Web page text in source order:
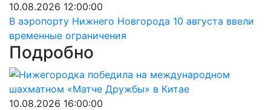
10.08.2026 12:00:00
В аэропорту Нижнего Новгорода 10 августа ввели
временные ограничения
Подробно
10.08.2026 16:00:00